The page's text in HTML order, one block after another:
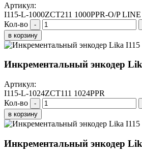
Артикул:
I115-L-1000ZCT211 1000PPR-O/P
Кол-во
-
в корзину
Инкрементальный энкодер
Артикул:
I115-L-1024ZCT111 1024PPR
Кол-во
-
в корзину
Инкрементальный энкодер